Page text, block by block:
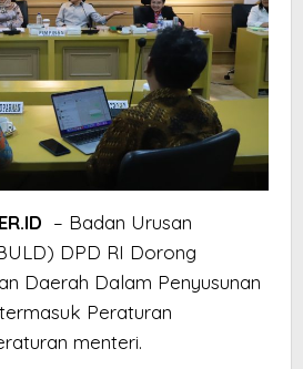
– Badan Urusan
DPD RI Dorong
Daerah Dalam Penyusunan
Peraturan
menteri.